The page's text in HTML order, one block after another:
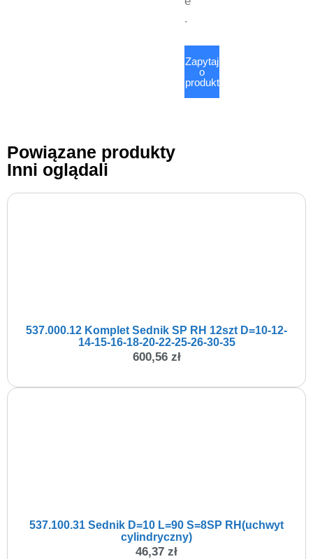
.
Zapytaj
o
produkt
Powiązane produkty
Inni oglądali
537.000.12 Komplet Sednik SP RH 12szt D=10-12-
14-15-16-18-20-22-25-26-30-35
600,56 zł
537.100.31 Sednik D=10 L=90 S=8SP RH(uchwyt
cylindryczny)
46,37 zł